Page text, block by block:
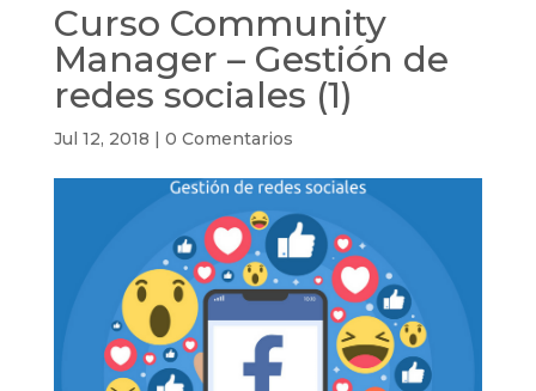
Curso Community
Manager – Gestión de
redes sociales (1)
Jul 12, 2018 | 0 Comentarios